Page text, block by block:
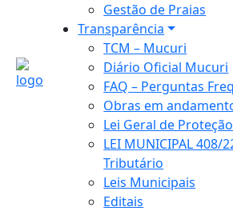
Gestão de Praias
Transparência
TCM – Mucuri
Diário Oficial Mucuri
FAQ – Perguntas
Obras em
Lei Geral de
LEI MUNICIPAL 408/
Tributário
Leis Municipais
Editais